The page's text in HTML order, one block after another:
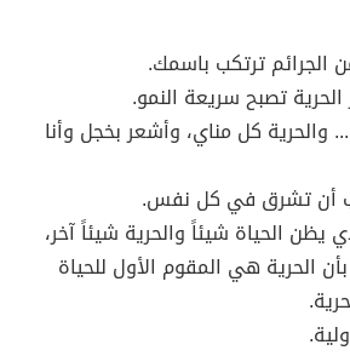
الجرائم ترتكب باسمك.
تصبح سريعة النمو.
كل مناي، وأشعر بخجل وأنا
أن تشرق في كل نفس.
يظن الحياة شيئاً والحرية شيئاً آخر،
الحرية هي المقوم الأول للحياة